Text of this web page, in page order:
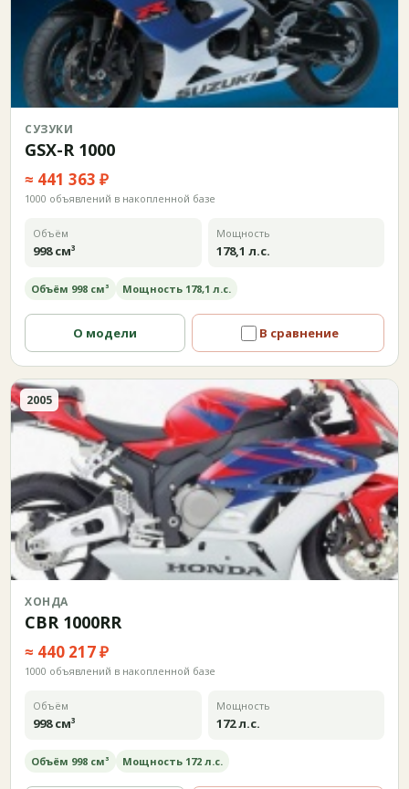
СУЗУКИ
GSX-R 1000
≈ 441 363 ₽
1000 объявлений в накопленной базе
Объём
998 см³
Мощность
178,1 л.с.
Объём 998 см³ Мощность 178,1 л.с.
О модели В сравнение
2005
ХОНДА
CBR 1000RR
≈ 440 217 ₽
1000 объявлений в накопленной базе
Объём
998 см³
Мощность
172 л.с.
Объём 998 см³ Мощность 172 л.с.